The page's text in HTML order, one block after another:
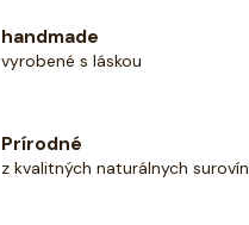
handmade
vyrobené s láskou
Prírodné
z kvalitných naturálnych surovín